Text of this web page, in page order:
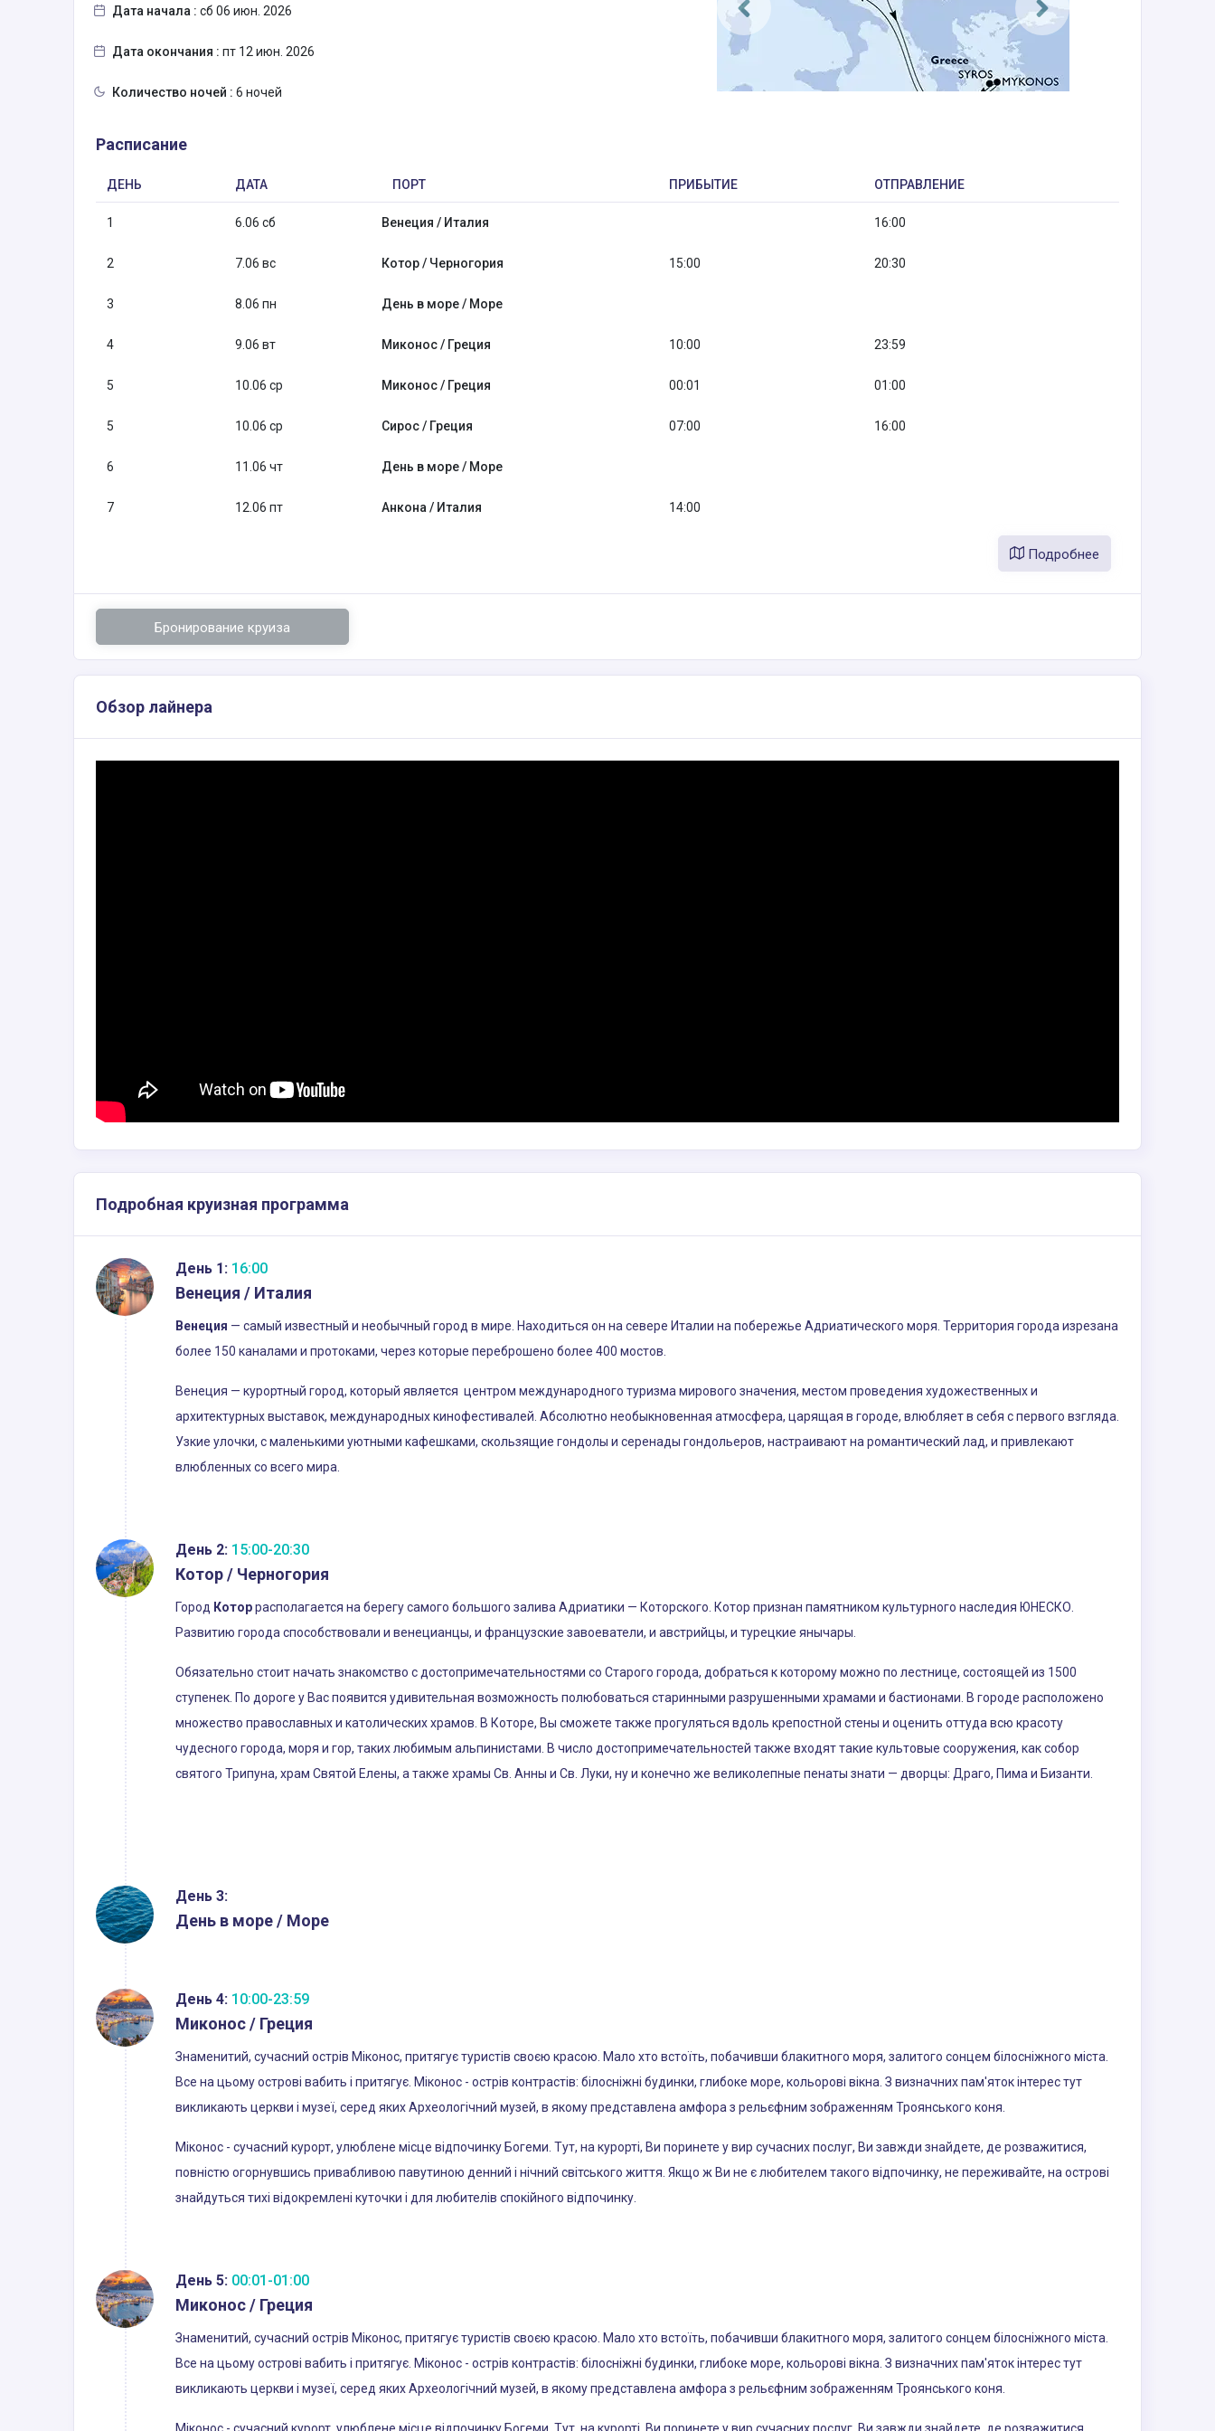
Дата начала : сб 06 июн. 2026
Дата окончания : пт 12 июн. 2026
Количество ночей : 6 ночей
Расписание
ДЕНЬ ДАТА ПОРТ ПРИБЫТИЕ ОТПРАВЛЕНИЕ
1 6.06 сб Венеция / Италия 16:00
2 7.06 вс Котор / Черногория 15:00 20:30
3 8.06 пн День в море / Море
4 9.06 вт Миконос / Греция 10:00 23:59
5 10.06 ср Миконос / Греция 00:01 01:00
5 10.06 ср Сирос / Греция 07:00 16:00
6 11.06 чт День в море / Море
7 12.06 пт Анкона / Италия 14:00
Подробнее
Бронирование круиза
Обзор лайнера
Подробная круизная программа
День 1: 16:00
Венеция / Италия
Венеция — самый известный и необычный город в мире. Находиться он на севере Италии на побережье Адриатического моря. Территория города изрезана
более 150 каналами и протоками, через которые переброшено более 400 мостов.
Венеция — курортный город, который является центром международного туризма мирового значения, местом проведения художественных и
архитектурных выставок, международных кинофестивалей. Абсолютно необыкновенная атмосфера, царящая в городе, влюбляет в себя с первого взгляда.
Узкие улочки, с маленькими уютными кафешками, скользящие гондолы и серенады гондольеров, настраивают на романтический лад, и привлекают
влюбленных со всего мира.
День 2: 15:00-20:30
Котор / Черногория
Город Которрасполагается на берегу самого большого залива Адриатики — Которского. Котор признан памятником культурного наследия ЮНЕСКО.
Развитию города способствовали и венецианцы, и французские завоеватели, и австрийцы, и турецкие янычары.
Обязательно стоит начать знакомство с достопримечательностями со Старого города, добраться к которому можно по лестнице, состоящей из 1500
ступенек. По дороге у Вас появится удивительная возможность полюбоваться старинными разрушенными храмами и бастионами. В городе расположено
множество православных и католических храмов. В Которе, Вы сможете также прогуляться вдоль крепостной стены и оценить оттуда всю красоту
чудесного города, моря и гор, таких любимым альпинистами. В число достопримечательностей также входят такие культовые сооружения, как собор
святого Трипуна, храм Святой Елены, а также храмы Св. Анны и Св. Луки, ну и конечно же великолепные пенаты знати — дворцы: Драго, Пима и Бизанти.
День 3:
День в море / Море
День 4: 10:00-23:59
Миконос / Греция
Знаменитий, сучасний острів Міконос, притягує туристів своєю красою. Мало хто встоїть, побачивши блакитного моря, залитого сонцем білосніжного міста.
Все на цьому острові вабить і притягує. Міконос - острів контрастів: білосніжні будинки, глибоке море, кольорові вікна. З визначних пам'яток інтерес тут
викликають церкви і музеї, серед яких Археологічний музей, в якому представлена ​​амфора з рельєфним зображенням Троянського коня.
Міконос - сучасний курорт, улюблене місце відпочинку Богеми. Тут, на курорті, Ви поринете у вир сучасних послуг, Ви завжди знайдете, де розважитися,
повністю огорнувшись привабливою павутиною денний і нічний світського життя. Якщо ж Ви не є любителем такого відпочинку, не переживайте, на острові
знайдуться тихі відокремлені куточки і для любителів спокійного відпочинку.
День 5: 00:01-01:00
Миконос / Греция
Знаменитий, сучасний острів Міконос, притягує туристів своєю красою. Мало хто встоїть, побачивши блакитного моря, залитого сонцем білосніжного міста.
Все на цьому острові вабить і притягує. Міконос - острів контрастів: білосніжні будинки, глибоке море, кольорові вікна. З визначних пам'яток інтерес тут
викликають церкви і музеї, серед яких Археологічний музей, в якому представлена ​​амфора з рельєфним зображенням Троянського коня.